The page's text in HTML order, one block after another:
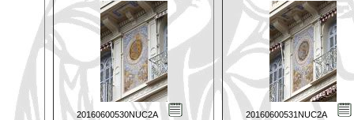
20160600530NUC2A 20160600531NUC2A